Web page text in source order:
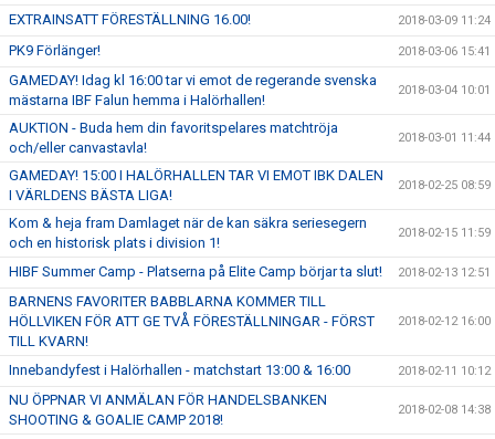
EXTRAINSATT FÖRESTÄLLNING 16.00! 2018-03-09 11:24
PK9 Förlänger! 2018-03-06 15:41
GAMEDAY! Idag kl 16:00 tar vi emot de regerande svenska
mästarna IBF Falun hemma i Halörhallen!
2018-03-04 10:01
AUKTION - Buda hem din favoritspelares matchtröja
och/eller canvastavla!
2018-03-01 11:44
GAMEDAY! 15:00 I HALÖRHALLEN TAR VI EMOT IBK DALEN
I VÄRLDENS BÄSTA LIGA!
2018-02-25 08:59
Kom & heja fram Damlaget när de kan säkra seriesegern
och en historisk plats i division 1!
2018-02-15 11:59
HIBF Summer Camp - Platserna på Elite Camp börjar ta slut! 2018-02-13 12:51
BARNENS FAVORITER BABBLARNA KOMMER TILL
HÖLLVIKEN FÖR ATT GE TVÅ FÖRESTÄLLNINGAR - FÖRST
TILL KVARN!
2018-02-12 16:00
Innebandyfest i Halörhallen - matchstart 13:00 & 16:00 2018-02-11 10:12
NU ÖPPNAR VI ANMÄLAN FÖR HANDELSBANKEN
SHOOTING & GOALIE CAMP 2018!
2018-02-08 14:38